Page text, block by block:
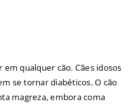
em qualquer cão. Cães idosos
se tornar diabéticos. O cão
magreza, embora coma